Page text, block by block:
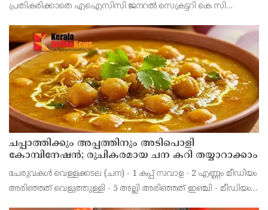
പ്രതികരിക്കാതെ എഐസിസി ജനറല്‍ സെക്രട്ടറി കെ സി
പ്രതികരിക്കാനില്ലെന്നും ആരോപണങ്ങള്‍ ഉന്നയിക്കുക എ
ചപ്പാത്തിക്കും അപ്പത്തിനും അടിപൊളി
കോമ്പിനേഷൻ; രുചികരമായ ചന കറി തയ്യാറാക്കാം
ചേരുവകൾ വെള്ളക്കടല (ചന) - 1 കപ്പ് സവാള - 2 എണ്ണം മീഡിയം
അരിഞ്ഞത് വെളുത്തുള്ളി - 5 അല്ലി അരിഞ്ഞത് ഇഞ്ചി - മീഡിയം